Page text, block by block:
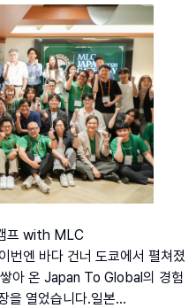
프 with MLC
엔 바다 건너 도쿄에서 펼쳐졌
아 온 Japan To Global의 경험
을 열었습니다.일본...